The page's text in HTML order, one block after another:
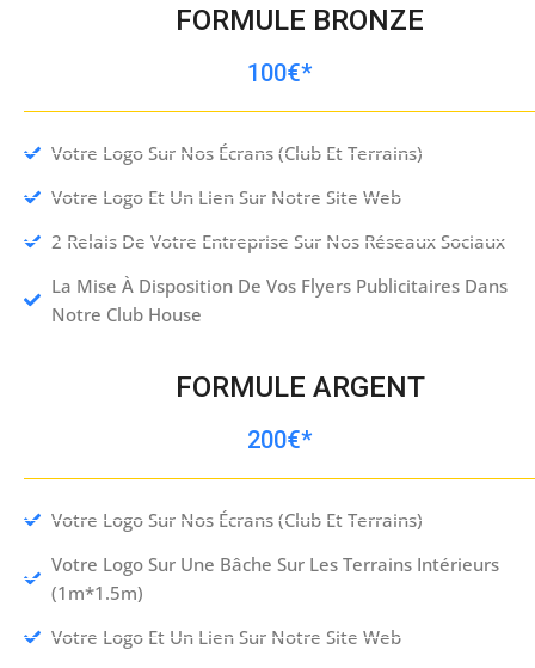
FORMULE BRONZE
100€*
Votre Logo Sur Nos Écrans (club Et Terrains)
Votre Logo Et Un Lien Sur Notre Site Web
2 Relais De Votre Entreprise Sur Nos Réseaux Sociaux
La Mise À Disposition De Vos Flyers Publicitaires Dans
Notre Club House
FORMULE ARGENT
200€*
Votre Logo Sur Nos Écrans (club Et Terrains)
Votre Logo Sur Une Bâche Sur Les Terrains Intérieurs
(1m*1.5m)
Votre Logo Et Un Lien Sur Notre Site Web